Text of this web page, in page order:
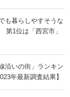
も暮らしやすそうな
1位は「西宮市」
沿いの街」ランキン
年最新調査結果】